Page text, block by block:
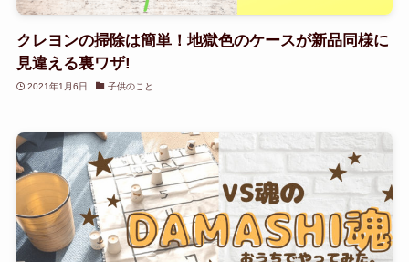
クレヨンの掃除は簡単！地獄色のケースが新品同様に
見違える裏ワザ!
2021年1月6日 子供のこと